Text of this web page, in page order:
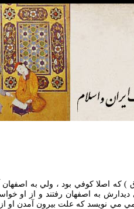
بن محمد بن سعيد بن هلال الثقفي ( درگذشته 283 ق ) كه اصلا
به اصفهان رفتند و از او
مي نويسد كه علت بيرون آمدن او